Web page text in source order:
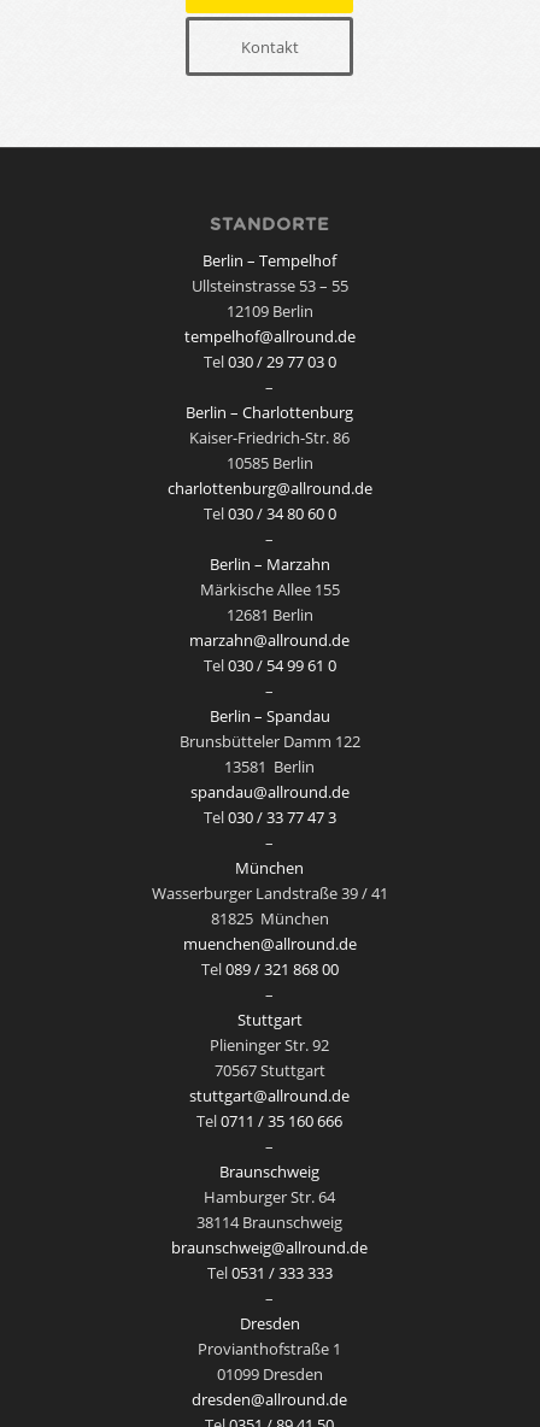
Kontakt
STANDORTE
Berlin – Tempelhof
Ullsteinstrasse 53 – 55
12109 Berlin
tempelhof@allround.de
Tel030 / 29 77 03 0
–
Berlin – Charlottenburg
Kaiser-Friedrich-Str. 86
10585 Berlin
charlottenburg@allround.de
Tel030 / 34 80 60 0
–
Berlin – Marzahn
Märkische Allee 155
12681 Berlin
marzahn@allround.de
Tel030 / 54 99 61 0
–
Berlin – Spandau
Brunsbütteler Damm 122
13581 Berlin
spandau@allround.de
Tel030 / 33 77 47 3
–
München
Wasserburger Landstraße 39 / 41
81825 München
muenchen@allround.de
Tel089 / 321 868 00
–
Stuttgart
Plieninger Str. 92
70567 Stuttgart
stuttgart@allround.de
Tel0711 / 35 160 666
–
Braunschweig
Hamburger Str. 64
38114 Braunschweig
braunschweig@allround.de
Tel0531 / 333 333
–
Dresden
Provianthofstraße 1
01099 Dresden
dresden@allround.de